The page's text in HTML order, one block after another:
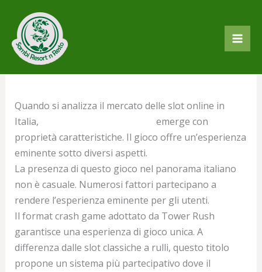
konten
Massimizzare le Vincite
Tower Rush
Tinggalkan Komentar
Quando si analizza il mercato delle slot online in
Italia,
emerge con
proprietà caratteristiche. Il gioco offre un’esperienza
eminente sotto diversi aspetti.
La presenza di questo gioco nel panorama italiano
non è casuale. Numerosi fattori partecipano a
rendere l’esperienza eminente per gli utenti.
Il format crash game adottato da Tower Rush
garantisce una esperienza di gioco unica. A
differenza dalle slot classiche a rulli, questo titolo
propone un sistema più partecipativo dove il